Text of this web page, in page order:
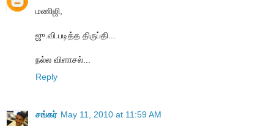
மணிஜி,
ஜு.வி.படித்த திருப்தி...
நல்ல விளாசல்...
Reply
சங்கர் May 11, 2010 at 11:59 AM